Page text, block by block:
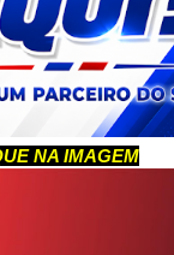
NA IMAGEM